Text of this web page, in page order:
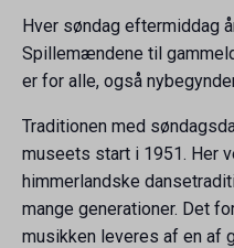
Hver søndag eftermiddag
Spillemændene til
er for alle, også
Traditionen med
museets start i 1951. Her
himmerlandske
mange generationer. Det
musikken leveres af en af